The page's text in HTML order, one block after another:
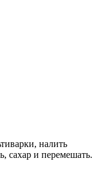
налить
сахар и перемешать.